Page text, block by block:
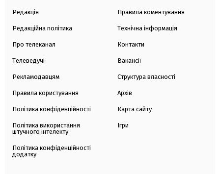
Редакція
Редакційна політика
Про телеканал
Телеведучі
Рекламодавцям
Правила користування
Політика конфіденційності
Політика використання
штучного інтелекту
Політика конфіденційності
додатку
Правила коментування
Технічна інформація
Контакти
Вакансії
Структура власності
Архів
Карта сайту
Ігри